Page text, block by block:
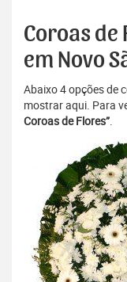
Coroas
em Novo
Abaixo 4 opções de
mostrar aqui. Para
Coroas de Flores”.